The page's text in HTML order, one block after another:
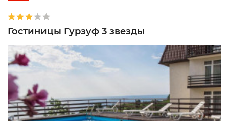
Гостиницы Гурзуф 3 звезды